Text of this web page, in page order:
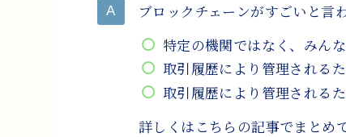
ブロックチェーンがすごいと言
特定の機関ではなく、みん
取引履歴により管理される
取引履歴により管理される
詳しくはこちらの記事でまとめ